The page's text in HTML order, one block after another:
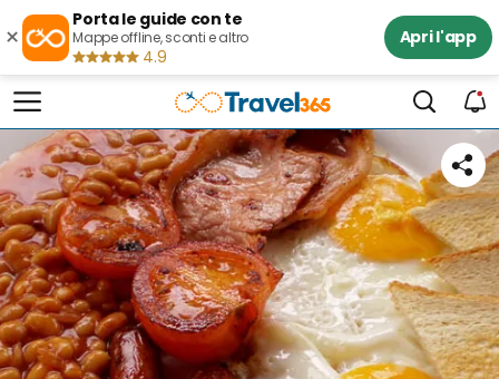
×
Porta le guide con te
Mappe offline, sconti e altro
4.9
Apri l'app